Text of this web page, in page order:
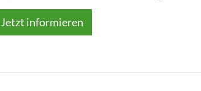
Jetzt informieren